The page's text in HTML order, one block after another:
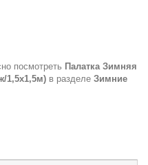
посмотреть Палатка Зимняя
1,5x1,5м) в разделе Зимние